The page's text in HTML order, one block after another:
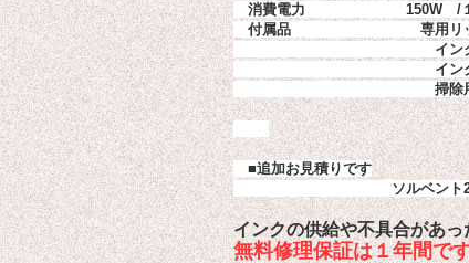
消費電力　　　　　　　150W /
付属品　　　　　　　　　専用
イン
イン
掃除用具一式　24ボー
■追加お見積りです
ソルベン
インクの供給や不具合があ
無料修理保証は１年間で